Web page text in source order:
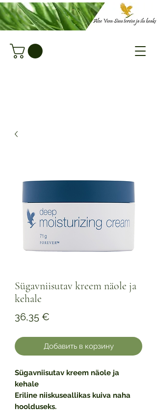
Sügavniisutav kreem näole ja
kehale
36,35 €
Добавить в корзину
Sügavniisutav kreem näole ja
kehale
Eriline niiskuseallikas kuiva naha
hoolduseks.